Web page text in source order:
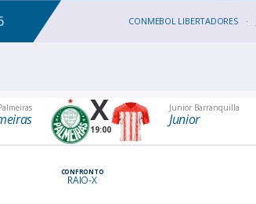
CONMEBOL LIBERTADORES
Junior Barranquilla
Junior
X
19:00
CONFRONTO
RAIO-X